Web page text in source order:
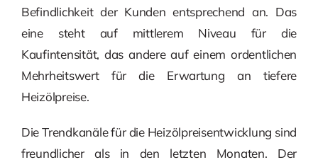
Befindlichkeit der Kunden entsprechend an. Das
eine steht auf mittlerem Niveau für die
Kaufintensität, das andere auf einem ordentlichen
Mehrheitswert für die Erwartung an tiefere
Heizölpreise.
Die Trendkanäle für die Heizölpreisentwicklung sind
freundlicher als in den letzten Monaten. Der